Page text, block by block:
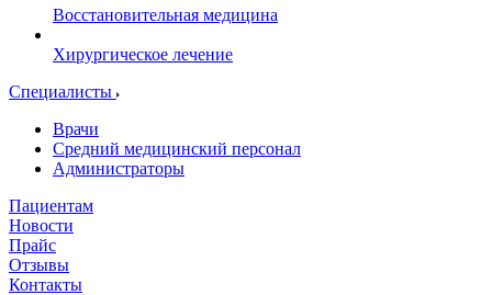
Восстановительная медицина
Хирургическое лечение
Специалисты
Врачи
Средний медицинский персонал
Администраторы
Пациентам
Новости
Прайс
Отзывы
Контакты